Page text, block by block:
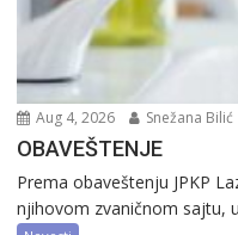
Aug 4, 2026 Snežana Bilić
OBAVEŠTENJE
Prema obaveštenju JPKP
njihovom zvaničnom sajtu,